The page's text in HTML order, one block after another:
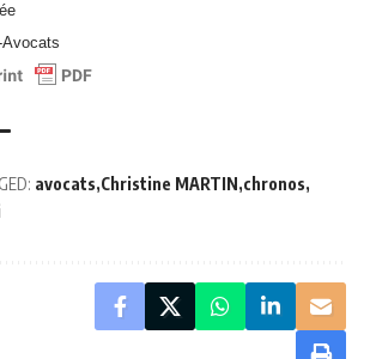
avocats Christine MARTIN chronos